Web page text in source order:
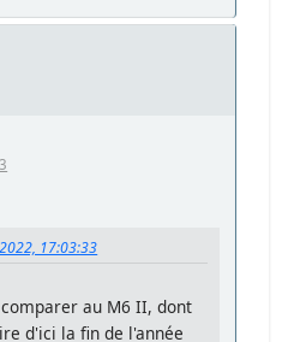
17:03:33
au M6 II, dont
d'ici la fin de l'année